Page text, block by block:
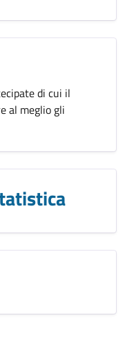
di cui il
al meglio gli